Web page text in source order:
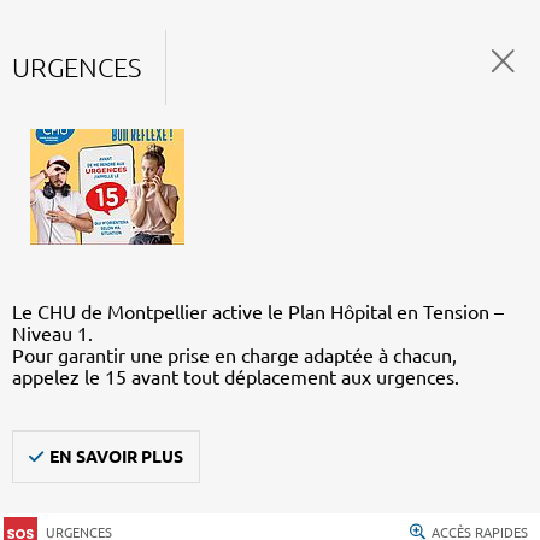
URGENCES
Le CHU de Montpellier active le Plan Hôpital en Tension –
Niveau 1.
Pour garantir une prise en charge adaptée à chacun,
appelez le 15 avant tout déplacement aux urgences.
EN SAVOIR PLUS
URGENCES ACCÈS RAPIDES